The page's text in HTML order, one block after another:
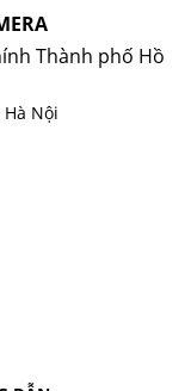
Thành phố Hồ
Nội